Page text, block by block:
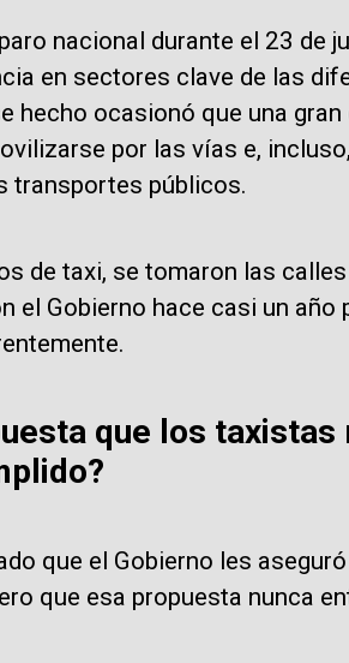
nacional durante el 23 de
en sectores clave de las
hecho ocasionó que una gran
por las vías e,
transportes públicos.
de taxi, se tomaron las
el Gobierno hace casi un año
que los taxistas
que el Gobierno les
que esa propuesta nunca